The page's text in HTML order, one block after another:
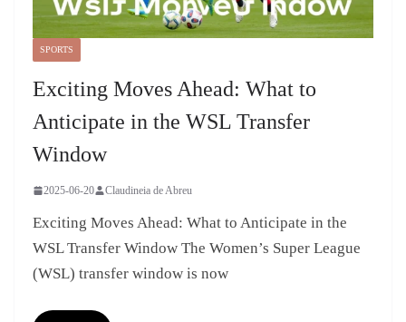
SPORTS
Exciting Moves Ahead: What to
Anticipate in the WSL Transfer
Window
2025-06-20 Claudineia de Abreu
Exciting Moves Ahead: What to Anticipate in the
WSL Transfer Window The Women’s Super League
(WSL) transfer window is now